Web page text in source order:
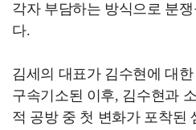
각자 부담하는 방식으로 분
다.
김세의 대표가 김수현에 대
구속기소된 이후, 김수현과
적 공방 중 첫 변화가 포착된